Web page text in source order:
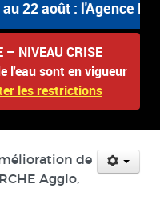
au 22 août : l'Agence
– NIVEAU CRISE
l'eau sont en vigueur
les restrictions
de
Agglo,